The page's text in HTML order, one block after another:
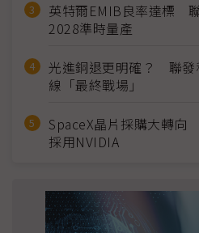
英特爾EMIB良率達標
2028準時量產
光進銅退更明確？ 聯發
線「最終戰場」
SpaceX晶片採購大轉
採用NVIDIA